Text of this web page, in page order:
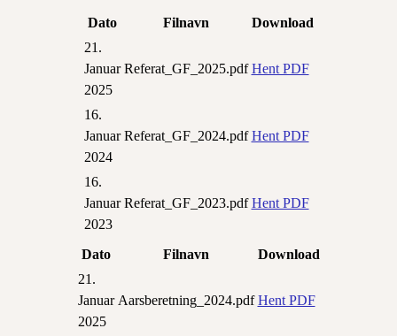
Dato Filnavn
Download
21.
Januar
2025
Referat_GF_2025.pdf Hent PDF
16.
Januar
2024
Referat_GF_2024.pdf Hent PDF
16.
Januar
2023
Referat_GF_2023.pdf Hent PDF
Dato Filnavn
Download
21.
Januar
2025
Aarsberetning_2024.pdf Hent PDF